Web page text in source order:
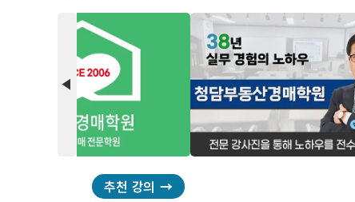
arrow_back_2
추천 강의